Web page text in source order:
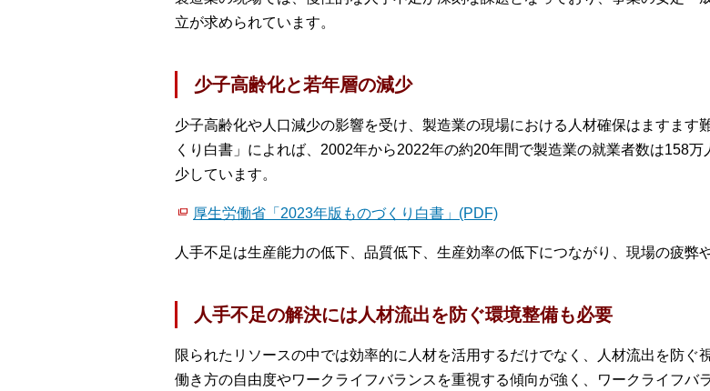
立が求められています。
少子高齢化と若年層の減少
少子高齢化や人口減少の影響を受け、製造業の現場における人材確保はますま
くり白書」によれば、2002年から2022年の約20年間で製造業の就業者数は158
少しています。
厚生労働省「2023年版ものづくり白書」(PDF)
人手不足は生産能力の低下、品質低下、生産効率の低下につながり、現場の疲弊
人手不足の解決には人材流出を防ぐ環境整備も必要
限られたリソースの中では効率的に人材を活用するだけでなく、人材流出を防
働き方の自由度やワークライフバランスを重視する傾向が強く、ワークライフバ